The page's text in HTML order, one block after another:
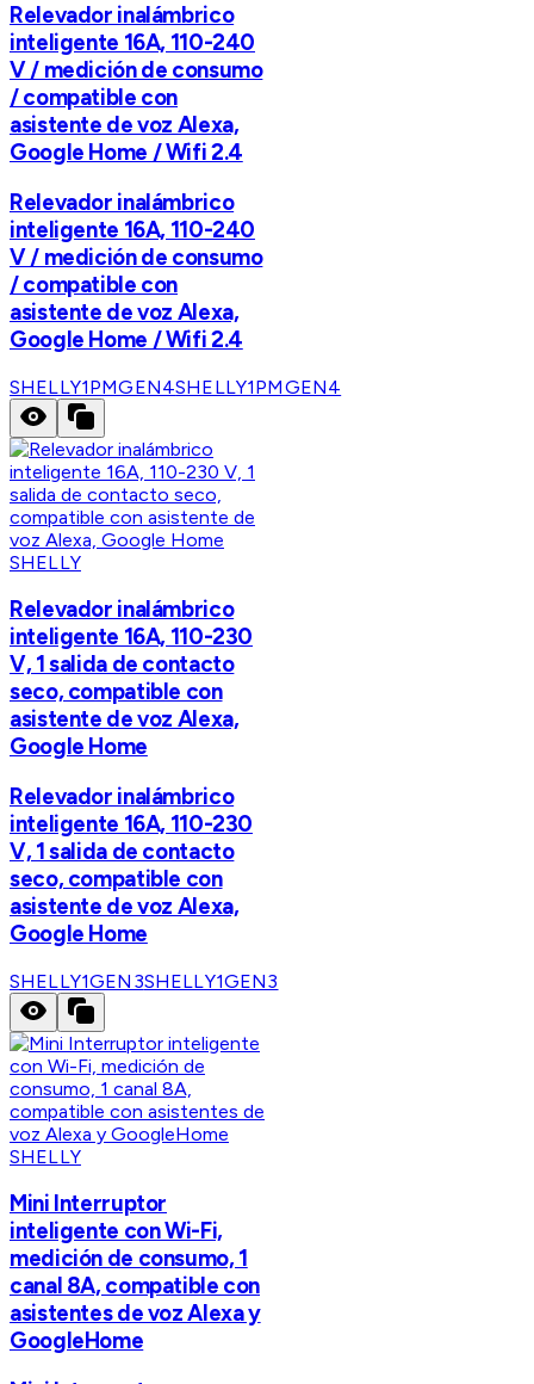
Relevador inalámbrico
inteligente 16A, 110-240
V / medición de consumo
/ compatible con
asistente de voz Alexa,
Google Home / Wifi 2.4
Relevador inalámbrico
inteligente 16A, 110-240
V / medición de consumo
/ compatible con
asistente de voz Alexa,
Google Home / Wifi 2.4
SHELLY1PMGEN4SHELLY1PMGEN4
SHELLY
Relevador inalámbrico
inteligente 16A, 110-230
V, 1 salida de contacto
seco, compatible con
asistente de voz Alexa,
Google Home
Relevador inalámbrico
inteligente 16A, 110-230
V, 1 salida de contacto
seco, compatible con
asistente de voz Alexa,
Google Home
SHELLY1GEN3SHELLY1GEN3
SHELLY
Mini Interruptor
inteligente con Wi-Fi,
medición de consumo, 1
canal 8A, compatible con
asistentes de voz Alexa y
GoogleHome